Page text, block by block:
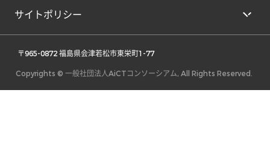
サイトポリシー
〒965-0872 福島県会津若松市東栄町1-77
Copyrights © 一般社団法人AiCTコンソーシアム, All Rights Reserved.